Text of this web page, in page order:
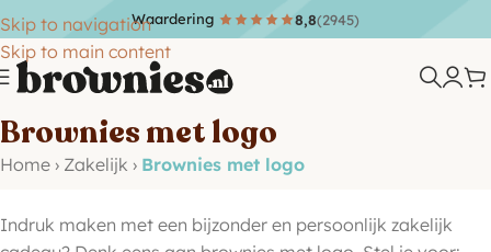
Skip to navigation
Skip to main content
Waardering 8,8(2945)
Brownies met logo
Home › Zakelijk › Brownies met logo
Indruk maken met een bijzonder en persoonlijk zakelijk